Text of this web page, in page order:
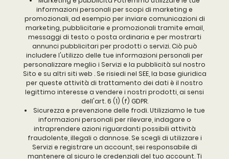
informazioni personali per scopi di marketing e
promozionali, ad esempio per inviare comunicazioni di
marketing, pubblicitarie e promozionali tramite email,
messaggi di testo o posta ordinaria e per mostrarti
annunci pubblicitari per prodotti o servizi. Ciò può
includere l'utilizzo delle tue informazioni personali per
personalizzare meglio i Servizi e la pubblicità sul nostro
Sito e su altri siti web . Se risiedi nel SEE, la base giuridica
per queste attività di trattamento dei dati è il nostro
legittimo interesse a vendere i nostri prodotti, ai sensi
dell'art. 6 (1) (f) GDPR.
Sicurezza e prevenzione delle frodi. Utilizziamo le tue
informazioni personali per rilevare, indagare o
intraprendere azioni riguardanti possibili attività
fraudolente, illegali o dannose. Se scegli di utilizzare i
Servizi e registrare un account, sei responsabile di
mantenere al sicuro le credenziali del tuo account. Ti